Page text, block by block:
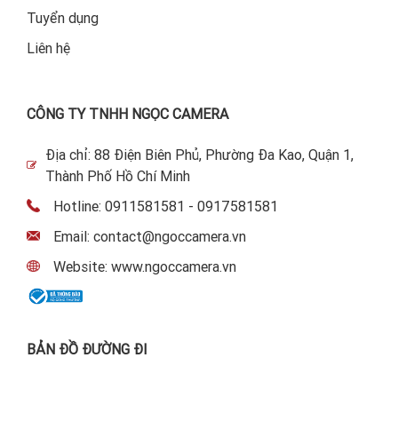
Tuyển dụng
Liên hệ
CÔNG TY TNHH NGỌC CAMERA
Địa chỉ: 88 Điện Biên Phủ, Phường Đa Kao, Quận 1,
Thành Phố Hồ Chí Minh
Hotline: 0911581581 - 0917581581
Email: contact@ngoccamera.vn
Website: www.ngoccamera.vn
BẢN ĐỒ ĐƯỜNG ĐI